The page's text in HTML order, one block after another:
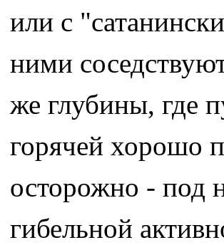
или с
ними
же глубины, где
горячей хорошо
осторожно - под
гибельной